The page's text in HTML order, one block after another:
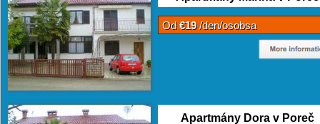
Od€19/den/osobsa
Apartmány Dora v Poreč